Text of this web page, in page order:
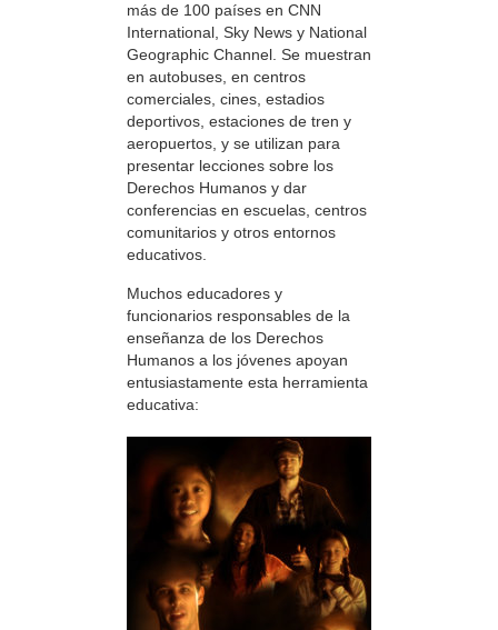
más de 100 países en CNN
International, Sky News y National
Geographic Channel. Se muestran
en autobuses, en centros
comerciales, cines, estadios
deportivos, estaciones de tren y
aeropuertos, y se utilizan para
presentar lecciones sobre los
Derechos Humanos y dar
conferencias en escuelas, centros
comunitarios y otros entornos
educativos.
Muchos educadores y
funcionarios responsables de la
enseñanza de los Derechos
Humanos a los jóvenes apoyan
entusiastamente esta herramienta
educativa: